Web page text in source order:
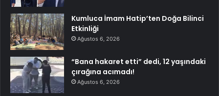
Kumluca İmam Hatip’ten Doğa Bilinci
Etkinliği
Ağustos 6, 2026
“Bana hakaret etti” dedi, 12 yaşındaki
çırağına acımadı!
Ağustos 6, 2026